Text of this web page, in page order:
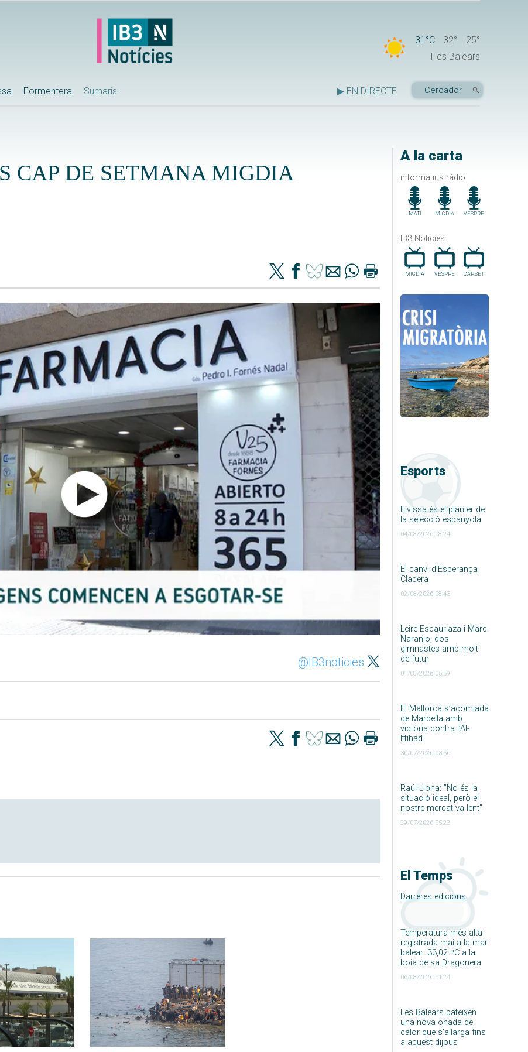
31°C 32°
25°
Illes Balears
Formentera Sumaris ▶ EN DIRECTE
A la carta
informatius ràdio
MATÍ MIGDIA VESPRE
IB3 Noticies
MIGDIA VESPRE CAP.SET
Esports
Eivissa és el planter de
la selecció espanyola
04/08/2026 08:24
El canvi d’Esperança
Cladera
02/08/2026 08:43
Leire Escauriaza i Marc
Naranjo, dos
gimnastes amb molt
de futur
01/08/2026 05:59
El Mallorca s’acomiada
de Marbella amb
victòria contra l’Al-
Ittihad
30/07/2026 03:56
Raúl Llona: ”No és la
situació ideal, però el
nostre mercat va lent”
29/07/2026 05:22
El Temps
Darreres edicions
Temperatura més alta
registrada mai a la mar
balear: 33,02 ºC a la
boia de sa Dragonera
06/08/2026 01:24
Les Balears pateixen
una nova onada de
calor que s’allarga fins
a aquest dijous
CAP DE SETMANA MIGDIA
@IB3noticies